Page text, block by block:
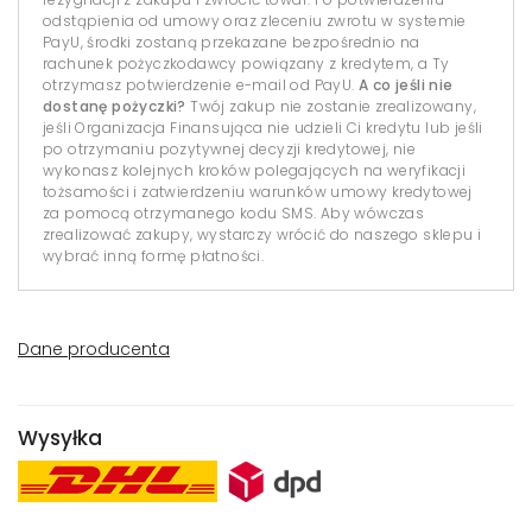
odstąpienia od umowy oraz zleceniu zwrotu w systemie
PayU, środki zostaną przekazane bezpośrednio na
rachunek pożyczkodawcy powiązany z kredytem, a Ty
otrzymasz potwierdzenie e-mail od PayU. A co jeśli nie
dostanę pożyczki? Twój zakup nie zostanie zrealizowany,
jeśli Organizacja Finansująca nie udzieli Ci kredytu lub jeśli
po otrzymaniu pozytywnej decyzji kredytowej, nie
wykonasz kolejnych kroków polegających na weryfikacji
tożsamości i zatwierdzeniu warunków umowy kredytowej
za pomocą otrzymanego kodu SMS. Aby wówczas
zrealizować zakupy, wystarczy wrócić do naszego sklepu i
wybrać inną formę płatności.
Dane producenta
Wysyłka